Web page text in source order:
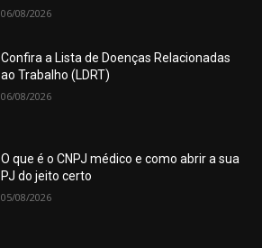
06/08/2026
Confira a Lista de Doenças Relacionadas
ao Trabalho (LDRT)
06/08/2026
O que é o CNPJ médico e como abrir a sua
PJ do jeito certo
05/08/2026